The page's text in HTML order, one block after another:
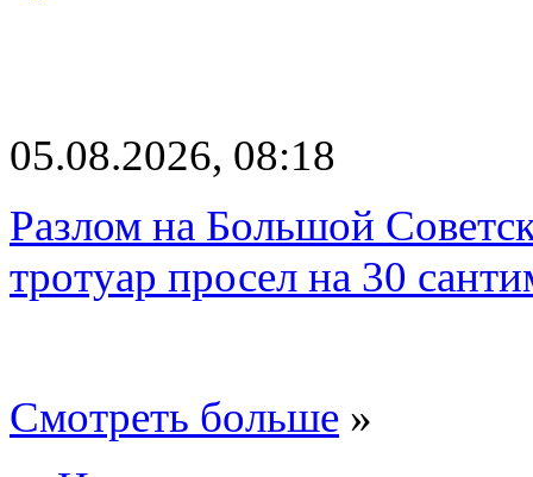
05.08.2026, 08:18
Разлом на Большой
тротуар просел на 30
Смотреть больше »